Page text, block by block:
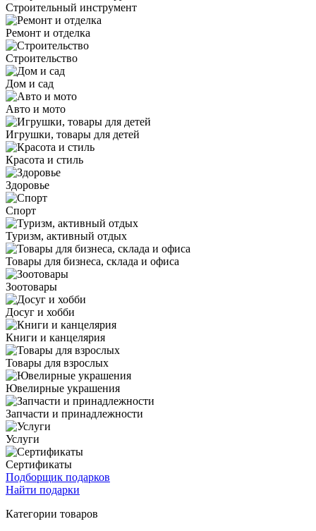
Строительный инструмент
Ремонт и отделка
Строительство
Дом и сад
Авто и мото
Игрушки, товары для детей
Красота и стиль
Здоровье
Спорт
Туризм, активный отдых
Товары для бизнеса, склада и офиса
Зоотовары
Досуг и хобби
Книги и канцелярия
Товары для взрослых
Ювелирные украшения
Запчасти и принадлежности
Услуги
Сертификаты
Подборщик подарков
Найти подарки
Категории товаров